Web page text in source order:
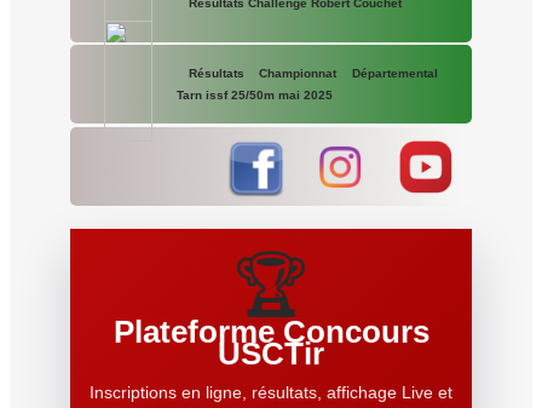
Résultats Championnat Départemental
Tarn issf 25/50m mai 2025
🏆
Plateforme Concours
USCTir
Inscriptions en ligne, résultats, affichage Live et